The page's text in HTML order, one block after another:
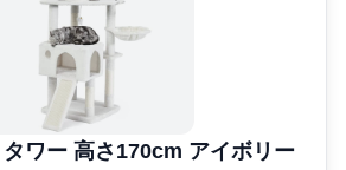
ワー 高さ170cm アイボリー